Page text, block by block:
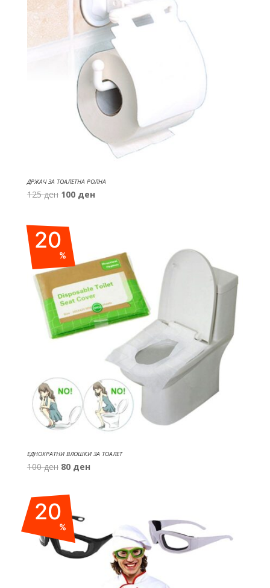
ДРЖАЧ ЗА ТОАЛЕТНА РОЛНА
125ден Original
125 ден.
100 денCurrent
20
%
ЕДНОКРАТНИ ВЛОШКИ ЗА ТОАЛЕТ
100ден Original
was:
100 ден.
80 денCurrent
20
%